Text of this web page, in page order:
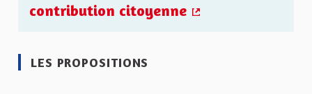
contribution citoyenne
LES PROPOSITIONS